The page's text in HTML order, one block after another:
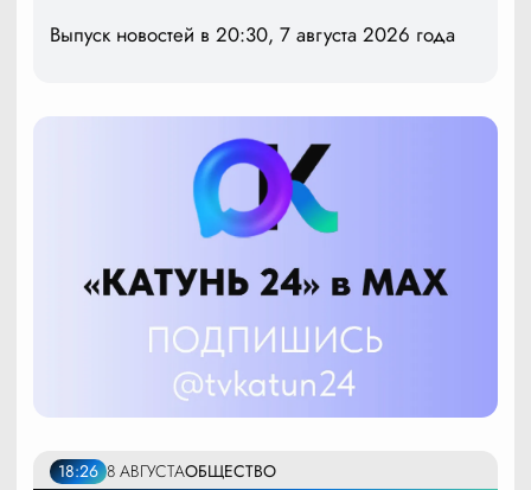
Выпуск новостей в 20:30, 7 августа 2026 года
18:26 8 АВГУСТАОБЩЕСТВО